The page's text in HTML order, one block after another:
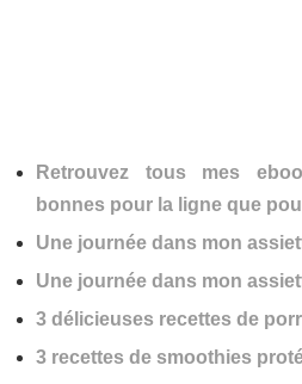
Retrouvez tous mes
bonnes pour la ligne que
Une journée dans mon
Une journée dans mon
3 délicieuses recettes de
3 recettes de smoothies